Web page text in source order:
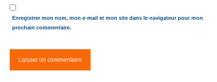
Enregistrer mon nom, mon e-mail et mon site dans le navigateur pour mon
prochain commentaire.